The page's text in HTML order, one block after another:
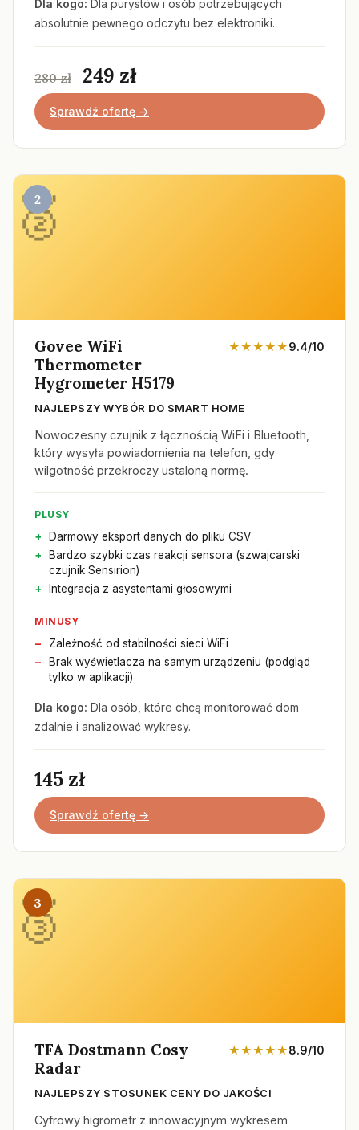
Dla kogo: Dla purystów i osób potrzebujących
absolutnie pewnego odczytu bez elektroniki.
280 zł 249 zł
Sprawdź ofertę →
2
Govee WiFi
Thermometer
Hygrometer H5179
★★★★★9.4/10
NAJLEPSZY WYBÓR DO SMART HOME
Nowoczesny czujnik z łącznością WiFi i Bluetooth,
który wysyła powiadomienia na telefon, gdy
wilgotność przekroczy ustaloną normę.
PLUSY
Darmowy eksport danych do pliku CSV
Bardzo szybki czas reakcji sensora (szwajcarski
czujnik Sensirion)
Integracja z asystentami głosowymi
MINUSY
Zależność od stabilności sieci WiFi
Brak wyświetlacza na samym urządzeniu (podgląd
tylko w aplikacji)
Dla kogo: Dla osób, które chcą monitorować dom
zdalnie i analizować wykresy.
145 zł
Sprawdź ofertę →
3
TFA Dostmann Cosy
Radar
★★★★★8.9/10
NAJLEPSZY STOSUNEK CENY DO JAKOŚCI
Cyfrowy higrometr z innowacyjnym wykresem